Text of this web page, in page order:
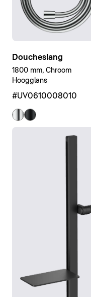
Doucheslang
1800 mm, Chroom
Hoogglans
#UV0610008010